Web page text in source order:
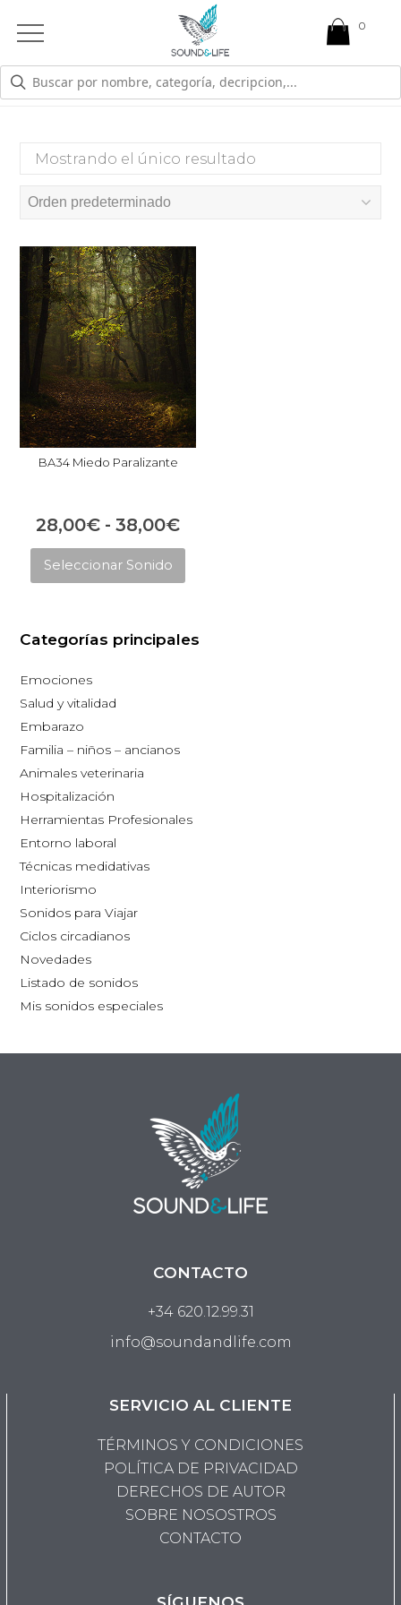
Open
Menu
MIEDO A ESTAR SOLO
Mostrando el único resultado
BA34 Miedo Paralizante
28,00€ - 38,00€Rango
de
precios:
28,00€
Seleccionar Sonido
Este
variantes.
página
Categorías principales
Emociones
Salud y vitalidad
Embarazo
Familia – niños – ancianos
Animales veterinaria
Hospitalización
Herramientas Profesionales
Entorno laboral
Técnicas medidativas
Interiorismo
Sonidos para Viajar
Ciclos circadianos
Novedades
Listado de sonidos
Mis sonidos especiales
CONTACTO
+34 620.12.99.31
info@soundandlife.com
SERVICIO AL CLIENTE
TÉRMINOS Y CONDICIONES
POLÍTICA DE PRIVACIDAD
DERECHOS DE AUTOR
SOBRE NOSOSTROS
CONTACTO
0